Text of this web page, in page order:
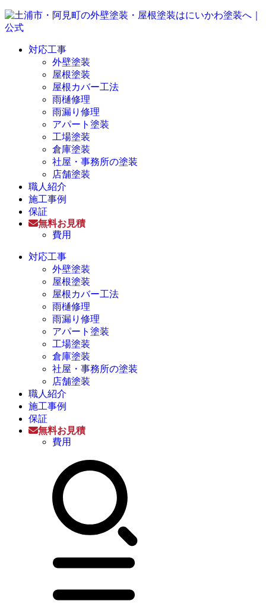
対応工事
外壁塗装
屋根塗装
屋根カバー工法
雨樋修理
雨漏り修理
アパート塗装
工場塗装
倉庫塗装
社屋・事務所の塗装
店舗塗装
職人紹介
施工事例
保証
無料お見積
費用
対応工事
外壁塗装
屋根塗装
屋根カバー工法
雨樋修理
雨漏り修理
アパート塗装
工場塗装
倉庫塗装
社屋・事務所の塗装
店舗塗装
職人紹介
施工事例
保証
無料お見積
費用